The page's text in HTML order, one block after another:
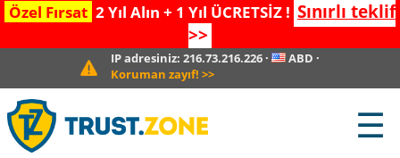
Özel Fırsat 2 Yıl Alın + 1 Yıl ÜCRETSİZ ! Sınırlı teklif
>>
IP adresiniz:216.73.216.226 · ABD ·
Koruman zayıf! >>
☰